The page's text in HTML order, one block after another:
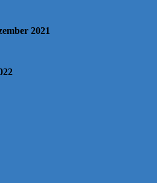
2021